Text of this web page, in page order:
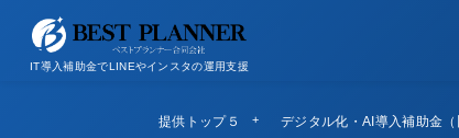
IT導入補助金でLINEやインスタの運用支援
提供トップ５
Top5 デジタル化・AI導入補助金